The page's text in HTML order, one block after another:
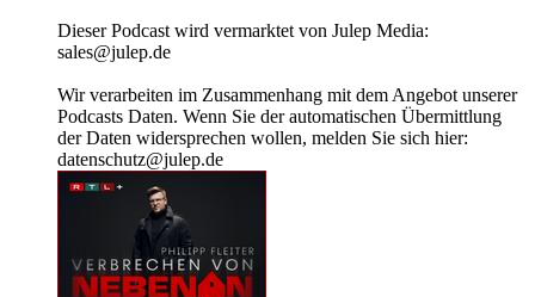
Dieser Podcast wird vermarktet von Julep Media:
sales@julep.de
Wir verarbeiten im Zusammenhang mit dem Angebot unserer
Podcasts Daten. Wenn Sie der automatischen Übermittlung
der Daten widersprechen wollen, melden Sie sich hier:
datenschutz@julep.de